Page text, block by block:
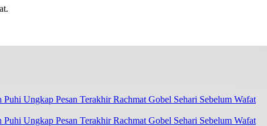
Ungkap Pesan Terakhir Rachmat Gobel Sehari Sebelum Wafat